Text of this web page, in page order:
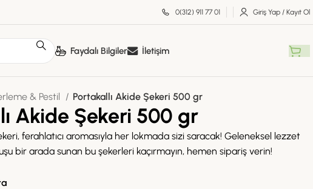
0(312) 911 77 01 Giriş Yap / Kayıt Ol
Faydalı Bilgiler İletişim
& Pestil Portakallı Akide Şekeri 500 gr
Akide Şekeri 500 gr
ferahlatıcı aromasıyla her lokmada sizi saracak! Geleneksel lezzet
bir arada sunan bu şekerleri kaçırmayın, hemen sipariş verin!